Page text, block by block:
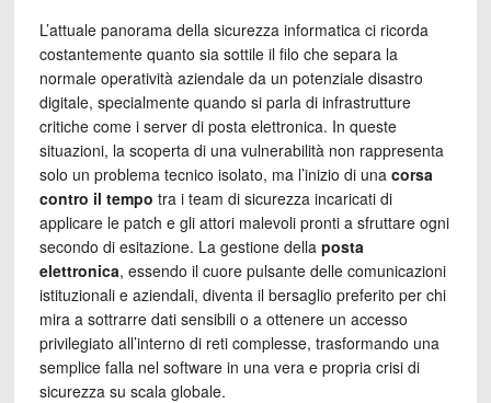
L’attuale panorama della sicurezza informatica ci ricorda
costantemente quanto sia sottile il filo che separa la
normale operatività aziendale da un potenziale disastro
digitale, specialmente quando si parla di infrastrutture
critiche come i server di posta elettronica. In queste
situazioni, la scoperta di una vulnerabilità non rappresenta
solo un problema tecnico isolato, ma l’inizio di una corsa
contro il tempo tra i team di sicurezza incaricati di
applicare le patch e gli attori malevoli pronti a sfruttare ogni
secondo di esitazione. La gestione della posta
elettronica, essendo il cuore pulsante delle comunicazioni
istituzionali e aziendali, diventa il bersaglio preferito per chi
mira a sottrarre dati sensibili o a ottenere un accesso
privilegiato all’interno di reti complesse, trasformando una
semplice falla nel software in una vera e propria crisi di
sicurezza su scala globale.